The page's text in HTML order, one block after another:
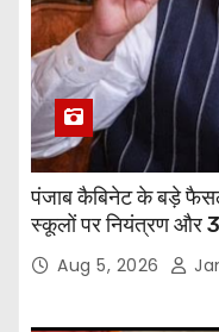
पंजाब कैबिनेट के बड़े फैसले:
स्कूलों पर नियंत्रण और 3
Aug 5, 2026